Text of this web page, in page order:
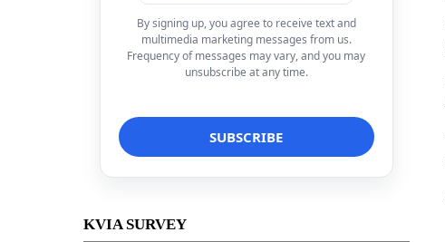
By signing up, you agree to receive text and
multimedia marketing messages from us.
Frequency of messages may vary, and you may
unsubscribe at any time.
KVIA SURVEY